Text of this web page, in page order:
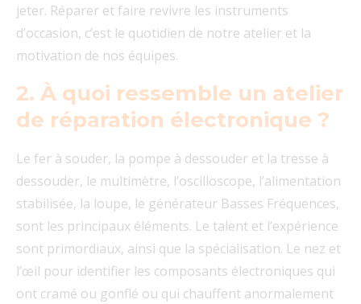
jeter. Réparer et faire revivre les instruments
d’occasion, c’est le quotidien de notre atelier et la
motivation de nos équipes.
2. À quoi ressemble un atelier
de réparation électronique ?
Le fer à souder, la pompe à dessouder et la tresse à
dessouder, le multimètre, l’oscilloscope, l’alimentation
stabilisée, la loupe, le générateur Basses Fréquences,
sont les principaux éléments. Le talent et l’expérience
sont primordiaux, ainsi que la spécialisation. Le nez et
l’œil pour identifier les composants électroniques qui
ont cramé ou gonflé ou qui chauffent anormalement